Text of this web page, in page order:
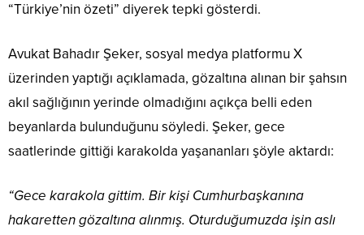
“Türkiye’nin özeti” diyerek tepki gösterdi.
Avukat Bahadır Şeker, sosyal medya platformu X
üzerinden yaptığı açıklamada, gözaltına alınan bir şahsın
akıl sağlığının yerinde olmadığını açıkça belli eden
beyanlarda bulunduğunu söyledi. Şeker, gece
saatlerinde gittiği karakolda yaşananları şöyle aktardı:
“Gece karakola gittim. Bir kişi Cumhurbaşkanına
hakaretten gözaltına alınmış. Oturduğumuzda işin aslı